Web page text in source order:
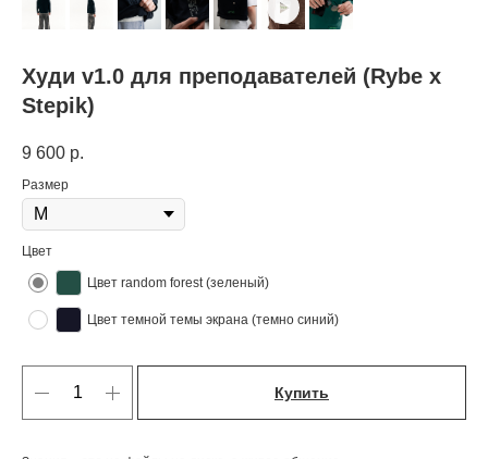
Худи v1.0 для преподавателей (Rybe x
Stepik)
9 600 р.
Размер
Цвет
Цвет random forest (зеленый)
Цвет темной темы экрана (темно синий)
Купить